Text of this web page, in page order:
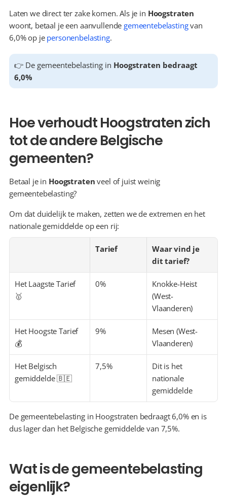
Laten we direct ter zake komen. Als je in Hoogstraten
woont, betaal je een aanvullende gemeentebelasting van
6,0% op je personenbelasting.
👉 De gemeentebelasting in Hoogstraten bedraagt
6,0%
Hoe verhoudt Hoogstraten zich
tot de andere Belgische
gemeenten?
Betaal je in Hoogstraten veel of juist weinig
gemeentebelasting?
Om dat duidelijk te maken, zetten we de extremen en het
nationale gemiddelde op een rij:
Tarief
Waar vind je
dit tarief?
Het Laagste Tarief
🥇
0%
Knokke-Heist
(West-
Vlaanderen)
Het Hoogste Tarief
💰
9%
Mesen (West-
Vlaanderen)
Het Belgisch
gemiddelde 🇧🇪
7,5%
Dit is het
nationale
gemiddelde
De gemeentebelasting in Hoogstraten bedraagt 6,0% en is
dus lager dan het Belgische gemiddelde van 7,5%.
Wat is de gemeentebelasting
eigenlijk?